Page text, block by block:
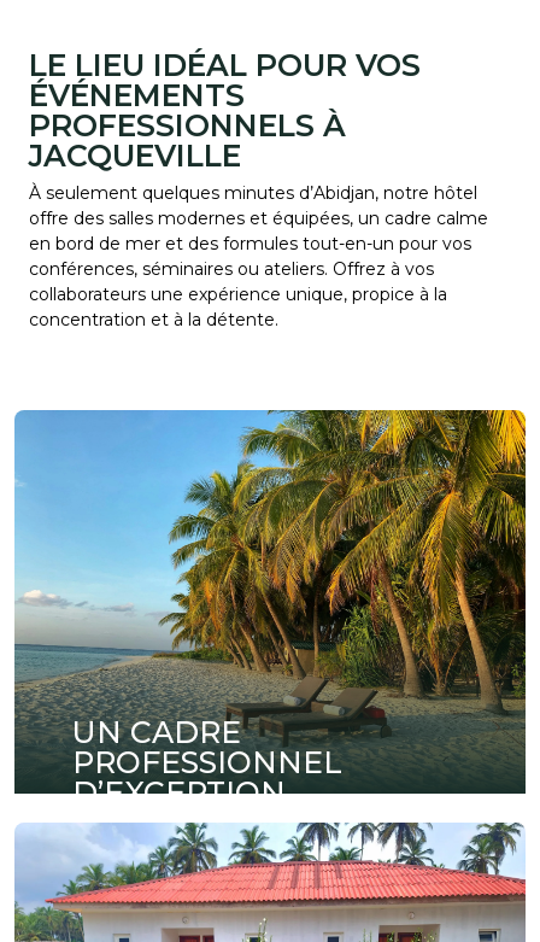
LE LIEU IDÉAL POUR VOS
ÉVÉNEMENTS
PROFESSIONNELS À
JACQUEVILLE
À seulement quelques minutes d’Abidjan, notre hôtel
offre des salles modernes et équipées, un cadre calme
en bord de mer et des formules tout-en-un pour vos
conférences, séminaires ou ateliers. Offrez à vos
collaborateurs une expérience unique, propice à la
concentration et à la détente.
UN CADRE
PROFESSIONNEL
D’EXCEPTION
Organisez vos réunions, séminaires et
conférences dans des espaces modernes
entièrement équipés et pensés pour la réussite
de vos événements professionnels.